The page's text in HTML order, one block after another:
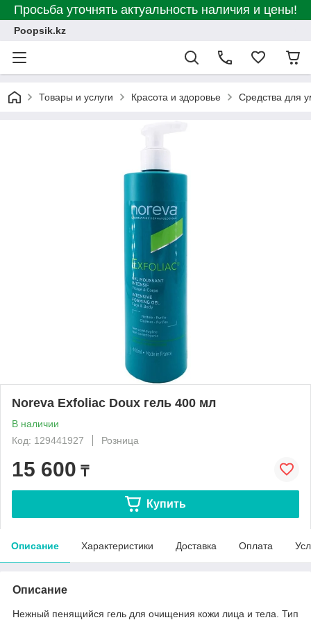
Просьба уточнять актуальность наличия и цены!
Poopsik.kz
Товары и услуги Красота и здоровье Средства для
Noreva Exfoliac Doux гель 400 мл
В наличии
Код: 129441927
Розница
15 600 ₸
Купить
Описание Характеристики Доставка Оплата
Описание
Нежный пенящийся гель для очищения кожи лица и тела. Тип